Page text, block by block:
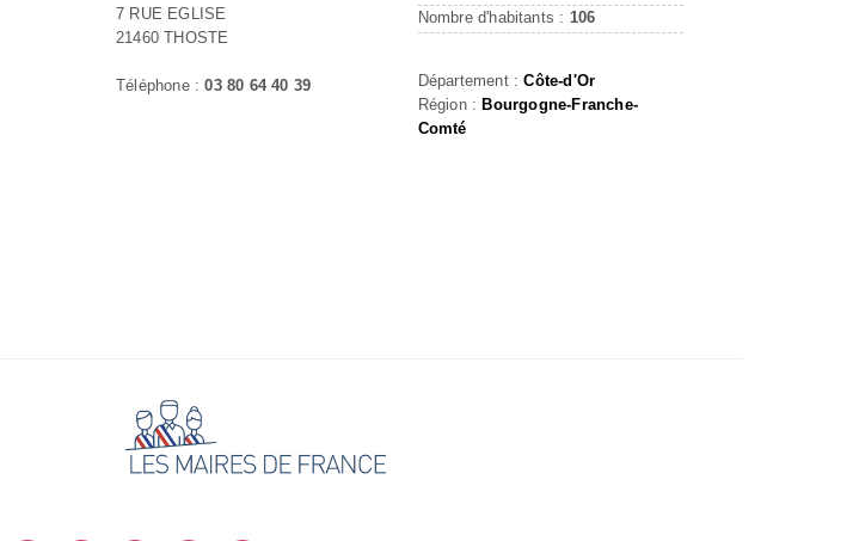
7 RUE EGLISE
21460 THOSTE
Téléphone :03 80 64 40 39
Nombre d'habitants : 106
Département :Côte-d'Or
Région : Bourgogne-Franche-
Comté